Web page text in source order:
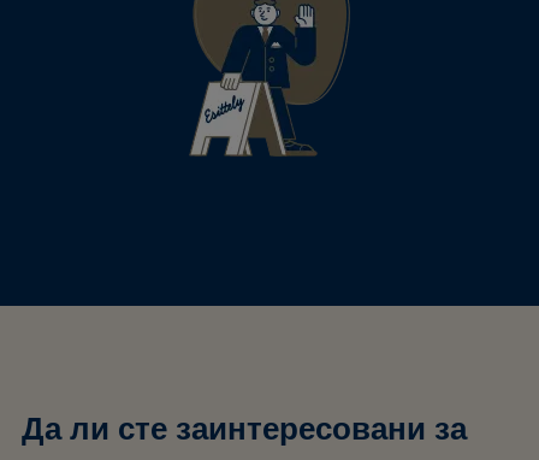
Да ли сте заинтересовани за